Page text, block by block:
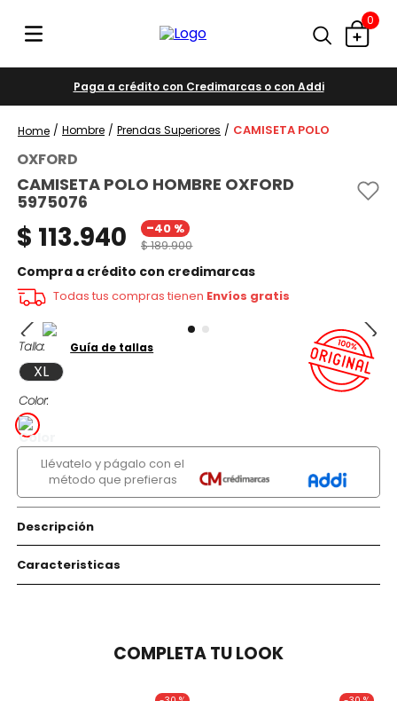
0
Paga a crédito con Credimarcas o con Addi
Hombre Prendas Superiores CAMISETA POLO
OXFORD
CAMISETA POLO HOMBRE OXFORD
5975076
$ 113.940 -40 %
$189.900
Compra a crédito con credimarcas
Todas tus compras tienen Envíos gratis
Talla
XL
Color
Guía de tallas
Llévatelo y págalo con el
método que prefieras
Descripción
Caracteristicas
COMPLETA TU LOOK